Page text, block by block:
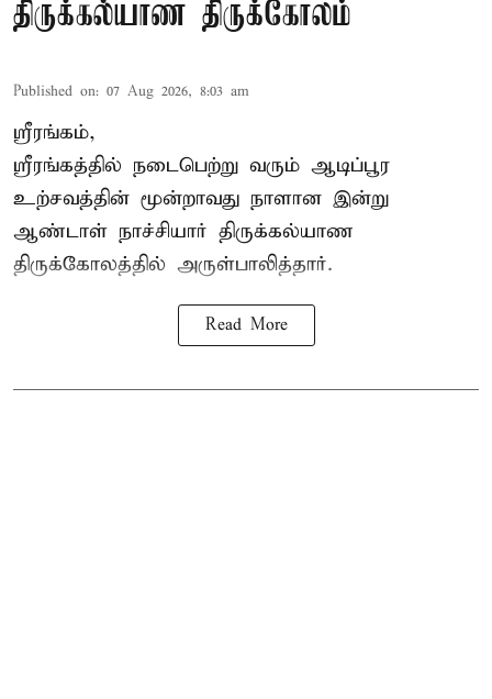
திருக்கல்யாண திருக்கோலம்
Published on: 07 Aug 2026, 8:03 am
ஸ்ரீரங்கம்,
ஸ்ரீரங்கத்தில் நடைபெற்று வரும் ஆடிப்பூர
உற்சவத்தின் மூன்றாவது நாளான இன்று
ஆண்டாள் நாச்சியார் திருக்கல்யாண
திருக்கோலத்தில் அருள்பாலித்தார்.
Read More